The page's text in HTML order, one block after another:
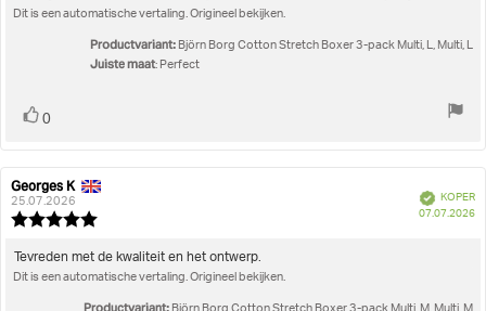
Dit is een automatische vertaling. Origineel bekijken.
Productvariant: Björn Borg Cotton Stretch Boxer 3-pack Multi, L, Multi, L
Juiste maat: Perfect
Stem
0
Auteur
van
deze
beoordeling:
Georges K
25.07.2026
uit
Geverifieerd
KOPER
07.07.2026
Beoordelingstekst:
Tevreden met de kwaliteit en het ontwerp.
Dit is een automatische vertaling. Origineel bekijken.
Productvariant: